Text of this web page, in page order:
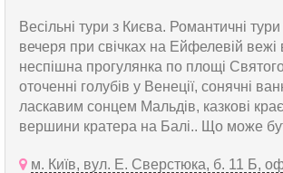
Весільні тури з Києва. Романтичні
вечеря при свічках на Ейфелевій вежі
неспішна прогулянка по площі
оточенні голубів у Венеції, сонячні
ласкавим сонцем Мальдів, казкові
вершини кратера на Балі.. Що може
м. Київ, вул. Е. Сверстюка, б. 11 Б,